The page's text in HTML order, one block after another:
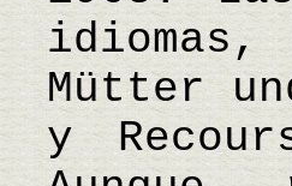
Mütter
y